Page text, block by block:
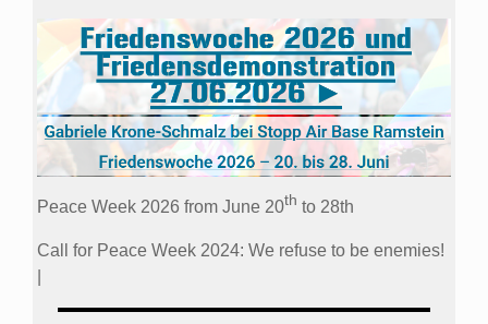
Peace Week 2026 from June 20th to 28th
Call for Peace Week 2024: We refuse to be enemies!